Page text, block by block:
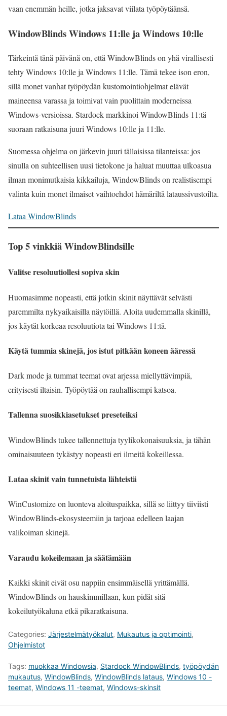
vaan enemmän heille, jotka jaksavat viilata työpöytäänsä.
WindowBlinds Windows 11:lle ja Windows 10:lle
Tärkeintä tänä päivänä on, että WindowBlinds on yhä virallisesti
tehty Windows 10:lle ja Windows 11:lle. Tämä tekee ison eron,
sillä monet vanhat työpöydän kustomointiohjelmat elävät
maineensa varassa ja toimivat vain puolittain moderneissa
Windows-versioissa. Stardock markkinoi WindowBlinds 11:tä
suoraan ratkaisuna juuri Windows 10:lle ja 11:lle.
Suomessa ohjelma on järkevin juuri tällaisissa tilanteissa: jos
sinulla on suhteellisen uusi tietokone ja haluat muuttaa ulkoasua
ilman monimutkaisia kikkailuja, WindowBlinds on realistisempi
valinta kuin monet ilmaiset vaihtoehdot hämäriltä lataussivustoilta.
Lataa WindowBlinds
Top 5 vinkkiä WindowBlindsille
Valitse resoluutiollesi sopiva skin
Huomasimme nopeasti, että jotkin skinit näyttävät selvästi
paremmilta nykyaikaisilla näytöillä. Aloita uudemmalla skinillä,
jos käytät korkeaa resoluutiota tai Windows 11:tä.
Käytä tummia skinejä, jos istut pitkään koneen ääressä
Dark mode ja tummat teemat ovat arjessa miellyttävimpiä,
erityisesti iltaisin. Työpöytää on rauhallisempi katsoa.
Tallenna suosikkiasetukset preseteiksi
WindowBlinds tukee tallennettuja tyylikokonaisuuksia, ja tähän
ominaisuuteen tykästyy nopeasti eri ilmeitä kokeillessa.
Lataa skinit vain tunnetuista lähteistä
WinCustomize on luonteva aloituspaikka, sillä se liittyy tiiviisti
WindowBlinds-ekosysteemiin ja tarjoaa edelleen laajan
valikoiman skinejä.
Varaudu kokeilemaan ja säätämään
Kaikki skinit eivät osu nappiin ensimmäisellä yrittämällä.
WindowBlinds on hauskimmillaan, kun pidät sitä
kokeilutyökaluna etkä pikaratkaisuna.
Categories: Järjestelmätyökalut, Mukautus ja optimointi,
Ohjelmistot
Tags: muokkaa Windowsia, Stardock WindowBlinds, työpöydän
mukautus, WindowBlinds, WindowBlinds lataus, Windows 10 -
teemat, Windows 11 -teemat, Windows-skinsit